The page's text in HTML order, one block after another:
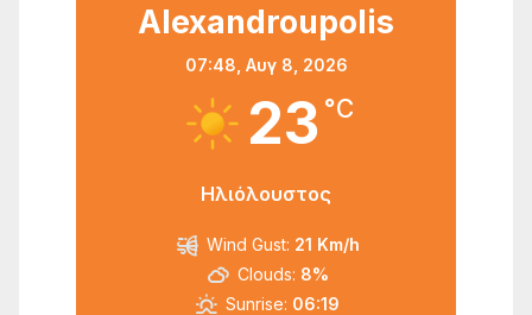
Alexandroupolis
07:48, Αυγ 8, 2026
23 °C
Ηλιόλουστος
Wind Gust: 21 Km/h
Clouds: 8%
Sunrise: 06:19